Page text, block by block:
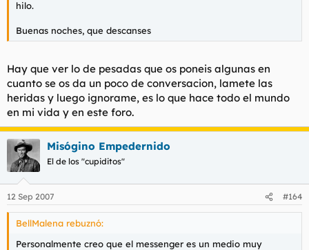
hilo.
Buenas noches, que descanses
Hay que ver lo de pesadas que os poneis algunas en
cuanto se os da un poco de conversacion, lamete las
heridas y luego ignorame, es lo que hace todo el mundo
en mi vida y en este foro.
Misógino Empedernido
El de los "cupiditos"
12 Sep 2007 #164
BellMalena rebuznó:
Personalmente creo que el messenger es un medio muy